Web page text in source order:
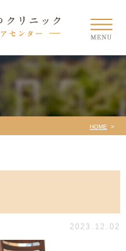
HOME
2023.12.02